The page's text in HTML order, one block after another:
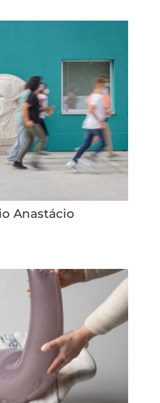
Anastácio